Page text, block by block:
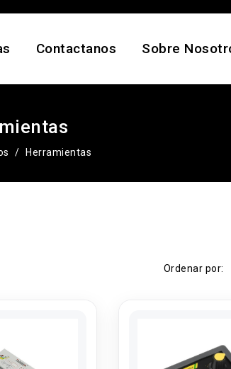
Contactanos Sobre
Herramientas
Ordenar por: